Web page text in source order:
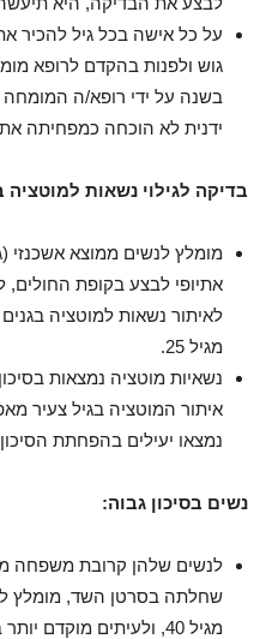
על כל אישה בכל גיל להכיר
גוש ולפנות בהקדם לרופא
בשנה על ידי רופא/ה המומחה
ידנית לא הוכחה כמפחיתה
בדיקה לגילוי נשאות למוטציה
מומלץ לנשים ממוצא אשכנזי
אתיופי לבצע בקופת
מגיל 25.
נשאיות מוטציה נמצאות
איתור המוטציה בגיל צעיר
נמצאו יעילים בהפחתת
נשים בסיכון גבוה:
לנשים שלהן קרובת משפחה
שחלתה בסרטן השד, מומלץ
מגיל 40, ולעיתים מוקדם